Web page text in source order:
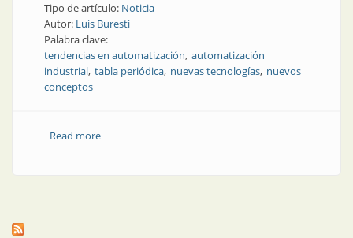
Tipo de artículo: Noticia
Autor: Luis Buresti
Palabra clave:
tendencias en automatización automatización
industrial tabla periódica nuevas tecnologías nuevos
conceptos
Read moreabout Tendencias y tecnologías líderes